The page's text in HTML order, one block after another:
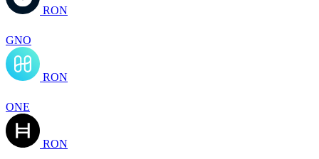
RON
GNO
RON
ONE
RON